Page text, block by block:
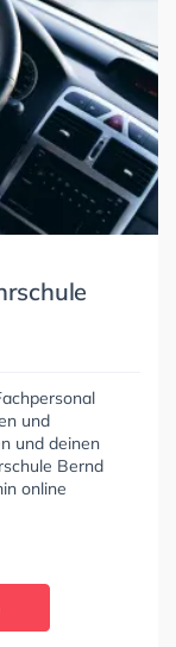
und
und deinen
Bernd
online